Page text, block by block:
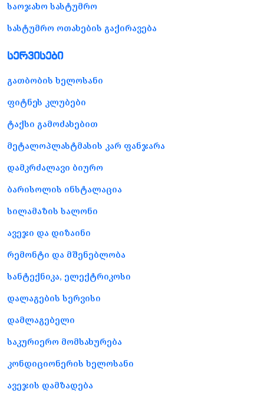
საოჯახო სასტუმრო
სასტუმრო ოთახების გაქირავება
სერვისები
გათბობის ხელოსანი
ფიტნეს კლუბები
ტაქსი გამოძახებით
მეტალოპლასტმასის კარ ფანჯარა
დამკრძალავი ბიურო
ბარისოლის ინსტალაცია
სილამაზის სალონი
ავეჯი და დიზაინი
რემონტი და მშენებლობა
სანტექნიკა, ელექტრიკოსი
დალაგების სერვისი
დამლაგებელი
საკურიერო მომსახურება
კონდიციონერის ხელოსანი
ავეჯის დამზადება